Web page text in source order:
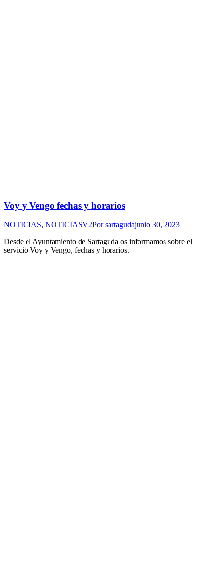
Voy y Vengo fechas y horarios
NOTICIAS, NOTICIASV2Porsartagudajunio 30, 2023
Desde el Ayuntamiento de Sartaguda os informamos sobre el
servicio Voy y Vengo, fechas y horarios.